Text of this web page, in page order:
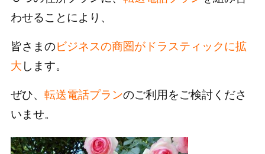
わせることにより、
皆さまのビジネスの商圏がドラスティックに拡
大 します。
ぜひ、 転送電話プランのご利用をご検討くださ
いませ。